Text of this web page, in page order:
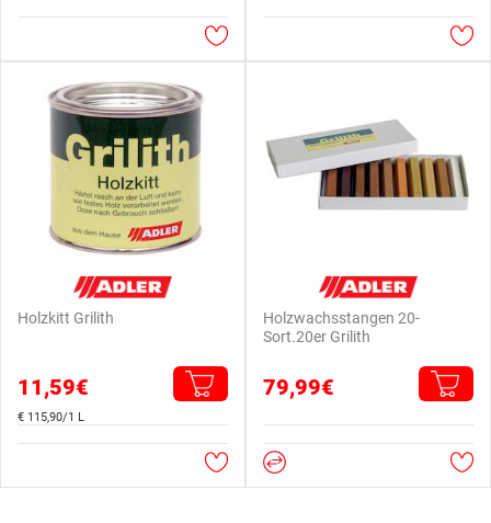
Holzkitt Grilith
11,59€
€ 115,90/1 L
Holzwachsstangen 20-
Sort.20er Grilith
79,99€